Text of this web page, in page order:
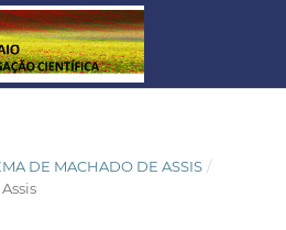
DE MACHADO DE ASSIS /